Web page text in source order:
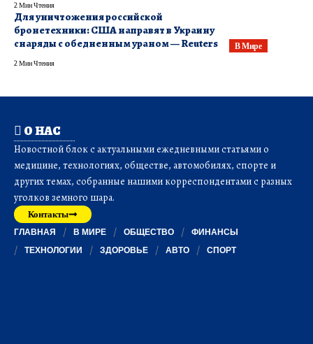
2 Мин Чтения
В Мире
Для уничтожения российской
бронетехники: США направят в Украину
снаряды с обедненным ураном — Reuters
2 Мин Чтения
О НАС
Новостной блок с актуальными ежедневными статьями о
медицине, технологиях, обществе, автомобилях, спорте и
других темах, собранные нашими корреспондентами с разных
уголков земного шара.
Контакты
ГЛАВНАЯ В МИРЕ ОБЩЕСТВО
ФИНАНСЫ
ТЕХНОЛОГИИ
ЗДОРОВЬЕ АВТО СПОРТ